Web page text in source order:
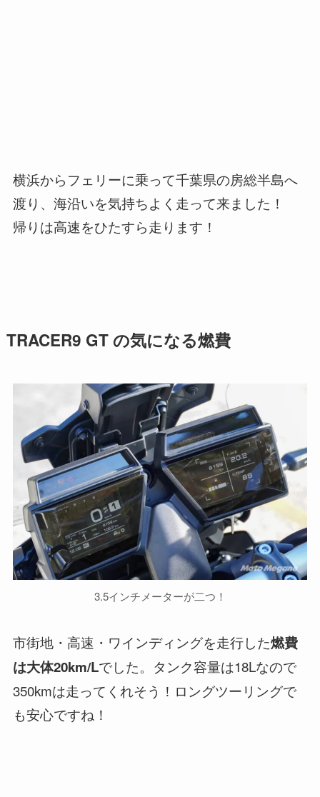
横浜からフェリーに乗って千葉県の房総半島へ
渡り、海沿いを気持ちよく走って来ました！
帰りは高速をひたすら走ります！
TRACER9 GT の気になる燃費
3.5インチメーターが二つ！
市街地・高速・ワインディングを走行した燃費
は大体20km/Lでした。タンク容量は18Lなので
350kmは走ってくれそう！ロングツーリングで
も安心ですね！